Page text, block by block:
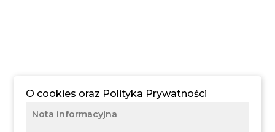
O cookies oraz Polityka Prywatności
Nota informacyjna